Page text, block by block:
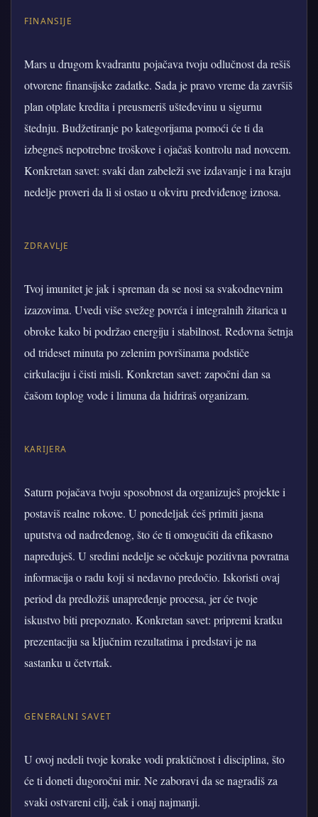
FINANSIJE
Mars u drugom kvadrantu pojačava tvoju odlučnost da rešiš
otvorene finansijske zadatke. Sada je pravo vreme da završiš
plan otplate kredita i preusmeriš ušteđevinu u sigurnu
štednju. Budžetiranje po kategorijama pomoći će ti da
izbegneš nepotrebne troškove i ojačaš kontrolu nad novcem.
Konkretan savet: svaki dan zabeleži sve izdavanje i na kraju
nedelje proveri da li si ostao u okviru predviđenog iznosa.
ZDRAVLJE
Tvoj imunitet je jak i spreman da se nosi sa svakodnevnim
izazovima. Uvedi više svežeg povrća i integralnih žitarica u
obroke kako bi podržao energiju i stabilnost. Redovna šetnja
od trideset minuta po zelenim površinama podstiče
cirkulaciju i čisti misli. Konkretan savet: započni dan sa
čašom toplog vode i limuna da hidriraš organizam.
KARIJERA
Saturn pojačava tvoju sposobnost da organizuješ projekte i
postaviš realne rokove. U ponedeljak ćeš primiti jasna
uputstva od nadređenog, što će ti omogućiti da efikasno
napreduješ. U sredini nedelje se očekuje pozitivna povratna
informacija o radu koji si nedavno predočio. Iskoristi ovaj
period da predložiš unapređenje procesa, jer će tvoje
iskustvo biti prepoznato. Konkretan savet: pripremi kratku
prezentaciju sa ključnim rezultatima i predstavi je na
sastanku u četvrtak.
GENERALNI SAVET
U ovoj nedeli tvoje korake vodi praktičnost i disciplina, što
će ti doneti dugoročni mir. Ne zaboravi da se nagradiš za
svaki ostvareni cilj, čak i onaj najmanji.